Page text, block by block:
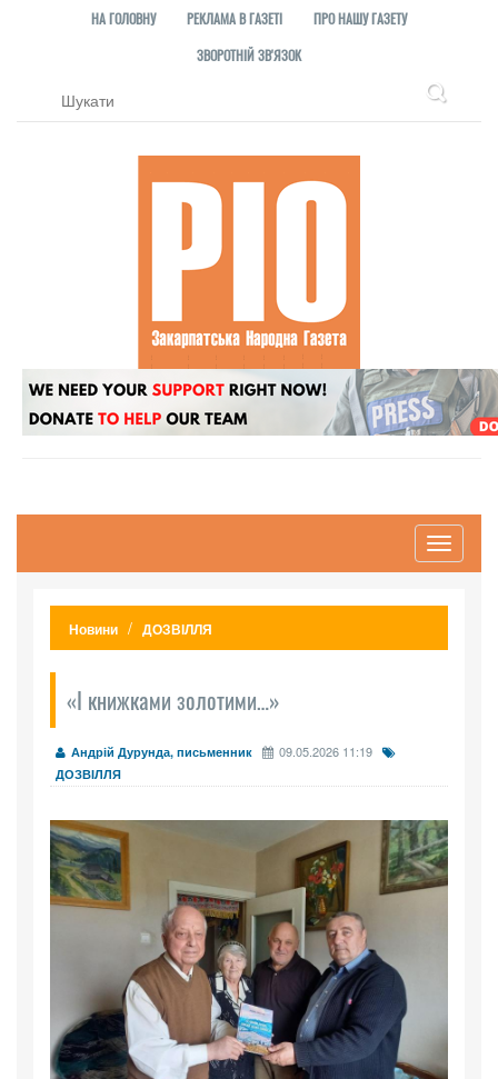
НА ГОЛОВНУ РЕКЛАМА В ГАЗЕТІ
ПРО НАШУ ГАЗЕТУ
ЗВОРОТНІЙ ЗВ'ЯЗОК
Toggle
Новини ДОЗВІЛЛЯ
«І книжками золотими…»
Андрій Дурунда, письменник 09.05.2026 11:19
ДОЗВІЛЛЯ